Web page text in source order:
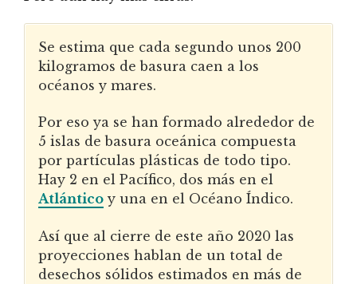
Se estima que cada segundo unos 200
kilogramos de basura caen a los
océanos y mares.
Por eso ya se han formado alrededor de
5 islas de basura oceánica compuesta
por partículas plásticas de todo tipo.
Hay 2 en el Pacífico, dos más en el
Atlántico y una en el Océano Índico.
Así que al cierre de este año 2020 las
proyecciones hablan de un total de
desechos sólidos estimados en más de